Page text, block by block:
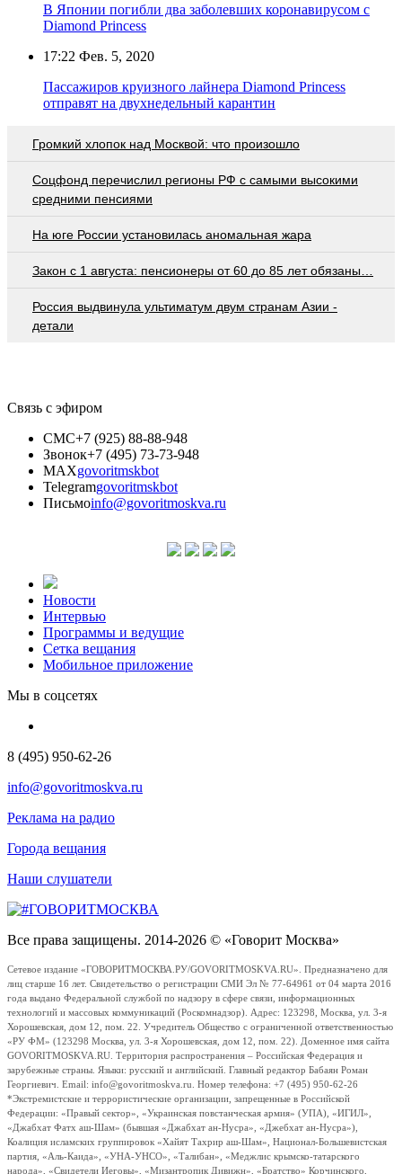
В Японии погибли два заболевших коронавирусом с
Diamond Princess
17:22 Фев. 5, 2020
Пассажиров круизного лайнера Diamond Princess
отправят на двухнедельный карантин
Громкий хлопок над Москвой: что произошло
Соцфонд перечислил регионы РФ с самыми высокими
средними пенсиями
На юге России установилась аномальная жара
Закон с 1 августа: пенсионеры от 60 до 85 лет обязаны…
Россия выдвинула ультиматум двум странам Азии -
детали
Связь с эфиром
СМС+7 (925) 88-88-948
Звонок+7 (495) 73-73-948
MAXgovoritmskbot
Telegramgovoritmskbot
Письмоinfo@govoritmoskva.ru
Новости
Интервью
Программы и ведущие
Сетка вещания
Мобильное приложение
Мы в соцсетях
8 (495) 950-62-26
info@govoritmoskva.ru
Реклама на радио
Города вещания
Наши слушатели
Все права защищены. 2014-2026 © «Говорит Москва»
Сетевое издание «ГОВОРИТМОСКВА.РУ/GOVORITMOSKVA.RU». Предназначено для
лиц старше 16 лет. Свидетельство о регистрации СМИ Эл № 77-64961 от 04 марта 2016
года выдано Федеральной службой по надзору в сфере связи, информационных
технологий и массовых коммуникаций (Роскомнадзор). Адрес: 123298, Москва, ул. 3-я
Хорошевская, дом 12, пом. 22. Учредитель Общество с ограниченной ответственностью
«РУ ФМ» (123298 Москва, ул. 3-я Хорошевская, дом 12, пом. 22). Доменное имя сайта
GOVORITMOSKVA.RU. Территория распространения – Российская Федерация и
зарубежные страны. Языки: русский и английский. Главный редактор Бабаян Роман
Георгиевич. Email: info@govoritmoskva.ru. Номер телефона: +7 (495) 950-62-26
*Экстремистские и террористические организации, запрещенные в Российской
Федерации: «Правый сектор», «Украинская повстанческая армия» (УПА), «ИГИЛ»,
«Джабхат Фатх аш-Шам» (бывшая «Джабхат ан-Нусра», «Джебхат ан-Нусра»),
Коалиция исламских группировок «Хайят Тахрир аш-Шам», Национал-Большевистская
партия, «Аль-Каида», «УНА-УНСО», «Талибан», «Меджлис крымско-татарского
народа», «Свидетели Иеговы», «Мизантропик Дивижн», «Братство» Корчинского,